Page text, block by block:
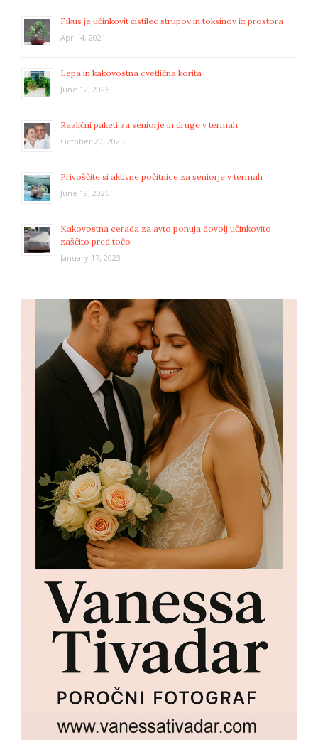
Fikus je učinkovit čistilec strupov in toksinov iz prostora
April 4, 2021
Lepa in kakovostna cvetlična korita
June 12, 2026
Različni paketi za seniorje in druge v termah
October 20, 2025
Privoščite si aktivne počitnice za seniorje v termah
June 19, 2026
Kakovostna cerada za avto ponuja dovolj učinkovito
zaščito pred točo
January 17, 2023